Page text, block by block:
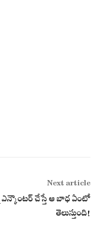
Next article
ఎన్కౌంటర్ చేస్తే ఆ బాధ ఏంటో
తెలుస్తుంది!